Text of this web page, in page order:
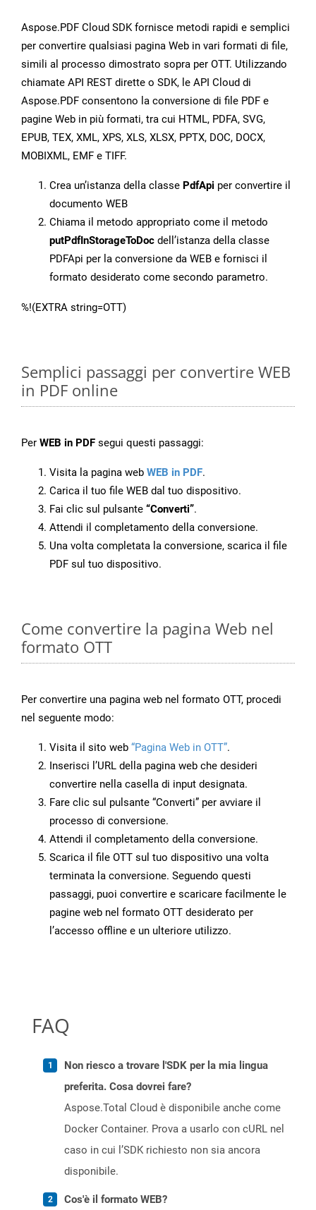
Aspose.PDF Cloud SDK fornisce metodi rapidi e semplici
per convertire qualsiasi pagina Web in vari formati di file,
simili al processo dimostrato sopra per OTT. Utilizzando
chiamate API REST dirette o SDK, le API Cloud di
Aspose.PDF consentono la conversione di file PDF e
pagine Web in più formati, tra cui HTML, PDFA, SVG,
EPUB, TEX, XML, XPS, XLS, XLSX, PPTX, DOC, DOCX,
MOBIXML, EMF e TIFF.
Crea un’istanza della classe PdfApi per convertire il
documento WEB
Chiama il metodo appropriato come il metodo
putPdfInStorageToDoc dell’istanza della classe
PDFApi per la conversione da WEB e fornisci il
formato desiderato come secondo parametro.
%!(EXTRA string=OTT)
Semplici passaggi per convertire WEB
in PDF online
Per WEB in PDF segui questi passaggi:
Visita la pagina web WEB in PDF.
Carica il tuo file WEB dal tuo dispositivo.
Fai clic sul pulsante “Converti”.
Attendi il completamento della conversione.
Una volta completata la conversione, scarica il file
PDF sul tuo dispositivo.
Come convertire la pagina Web nel
formato OTT
Per convertire una pagina web nel formato OTT, procedi
nel seguente modo:
Visita il sito web “Pagina Web in OTT”.
Inserisci l’URL della pagina web che desideri
convertire nella casella di input designata.
Fare clic sul pulsante “Converti” per avviare il
processo di conversione.
Attendi il completamento della conversione.
Scarica il file OTT sul tuo dispositivo una volta
terminata la conversione. Seguendo questi
passaggi, puoi convertire e scaricare facilmente le
pagine web nel formato OTT desiderato per
l’accesso offline e un ulteriore utilizzo.
FAQ
Non riesco a trovare l'SDK per la mia lingua
preferita. Cosa dovrei fare?
Aspose.Total Cloud è disponibile anche come
Docker Container. Prova a usarlo con cURL nel
caso in cui l’SDK richiesto non sia ancora
disponibile.
Cos'è il formato WEB?